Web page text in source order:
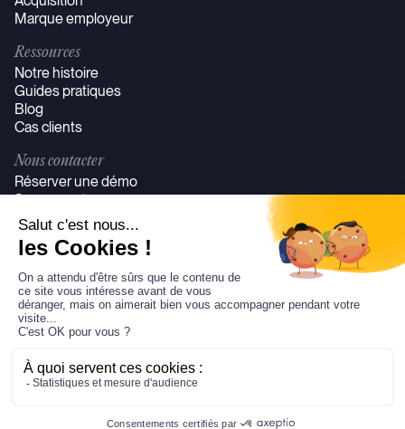
Marque employeur
Ressources
Notre histoire
Guides pratiques
Blog
Cas clients
Nous contacter
Réserver une démo
Se connecter
Politique de confidentialité
CGV